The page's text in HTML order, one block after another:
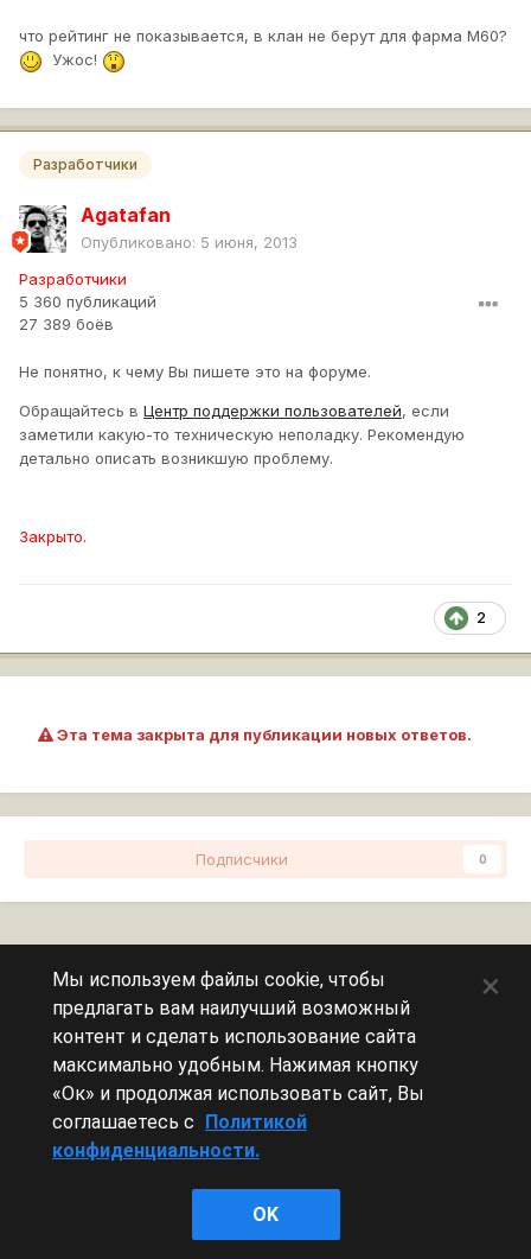
что рейтинг не показывается, в клан не берут для фарма М60?
Ужос!
Разработчики
Agatafan
Опубликовано: 5 июня, 2013
Разработчики
5 360 публикаций
27 389 боёв
Не понятно, к чему Вы пишете это на форуме.
Обращайтесь в Центр поддержки пользователей, если
заметили какую-то техническую неполадку. Рекомендую
детально описать возникшую проблему.
Закрыто.
2
Эта тема закрыта для публикации новых ответов.
Подписчики 0
Сейчас на странице
Эту страницу никто не просматривает.
Леста Игры
Powered by Invision Community
Мы используем файлы cookie, чтобы
предлагать вам наилучший возможный
контент и сделать использование сайта
максимально удобным. Нажимая кнопку
«Ок» и продолжая использовать сайт, Вы
соглашаетесь с Политикой
конфиденциальности.
OK
×